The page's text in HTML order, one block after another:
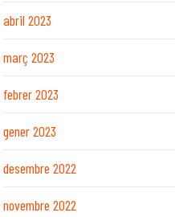
abril 2023
març 2023
febrer 2023
gener 2023
desembre 2022
novembre 2022